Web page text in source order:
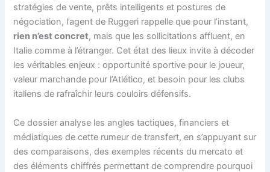
stratégies de vente, prêts intelligents et postures de
négociation, l’agent de Ruggeri rappelle que pour l’instant,
rien n’est concret, mais que les sollicitations affluent, en
Italie comme à l’étranger. Cet état des lieux invite à décoder
les véritables enjeux : opportunité sportive pour le joueur,
valeur marchande pour l’Atlético, et besoin pour les clubs
italiens de rafraîchir leurs couloirs défensifs.
Ce dossier analyse les angles tactiques, financiers et
médiatiques de cette rumeur de transfert, en s’appuyant sur
des comparaisons, des exemples récents du mercato et
des éléments chiffrés permettant de comprendre pourquoi